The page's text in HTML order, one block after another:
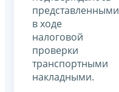
представленными
в ходе
налоговой
проверки
транспортными
накладными.